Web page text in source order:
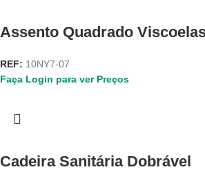
Assento Quadrado
REF: 10NY7-07
Faça Login para ver Preços
Cadeira Sanitária Dobrável